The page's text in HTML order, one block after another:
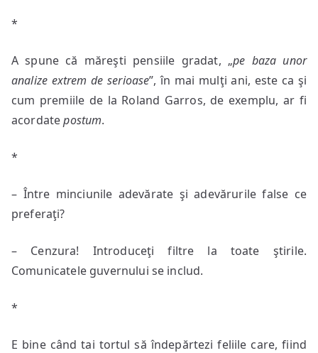
*
A spune că măreşti pensiile gradat, „pe baza unor
analize extrem de serioase”, în mai mulţi ani, este ca şi
cum premiile de la Roland Garros, de exemplu, ar fi
acordatepostum.
*
– Între minciunile adevărate şi adevărurile false ce
preferaţi?
– Cenzura! Introduceţi filtre la toate ştirile.
Comunicatele guvernului se includ.
*
E bine când tai tortul să îndepărtezi feliile care, fiind